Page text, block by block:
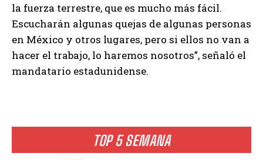
TOP 5 SEMANA
la fuerza terrestre, que es mucho más fácil.
Escucharán algunas quejas de algunas personas
en México y otros lugares, pero si ellos no van a
hacer el trabajo, lo haremos nosotros”, señaló el
mandatario estadunidense.